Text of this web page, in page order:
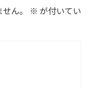
ん。 ※ が付いてい